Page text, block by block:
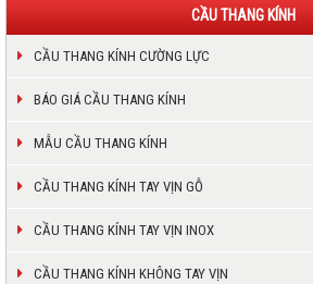
CẦU THANG KÍNH
CẦU THANG KÍNH CƯỜNG LỰC
BÁO GIÁ CẦU THANG KÍNH
MẪU CẦU THANG KÍNH
CẦU THANG KÍNH TAY VỊN GỖ
CẦU THANG KÍNH TAY VỊN INOX
CẦU THANG KÍNH KHÔNG TAY VỊN